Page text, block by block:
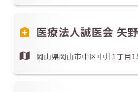
医療法人誠医会 矢
岡山県岡山市中区中井1丁目